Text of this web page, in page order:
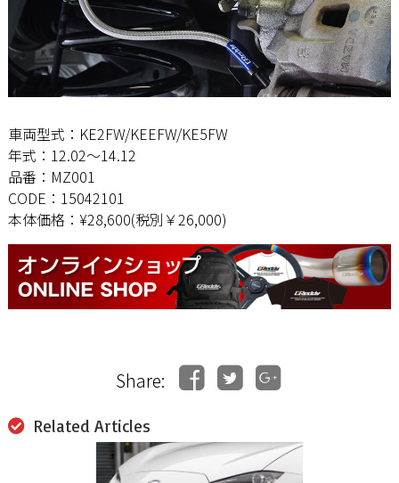
車両型式：KE2FW/KEEFW/KE5FW
年式：12.02〜14.12
品番：MZ001
CODE：15042101
本体価格：¥28,600(税別￥26,000)
Share:
Related Articles